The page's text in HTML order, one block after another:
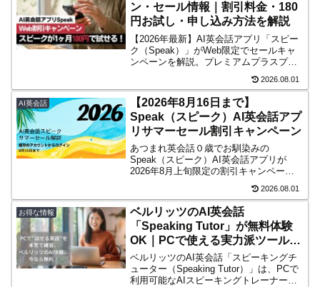
ン・セール情報｜割引料金・180
円お試し・申し込み方法を解説
【2026年最新】AI英会話アプリ「スピー
ク（Speak）」がWeb限定でセールキャ
ンペーンを解説。プレミアムプラスプラ
は割引が表示されないため、購入はWeb
からとなります。
2026.08.01
AI英会話
【2026年8月16日まで】
Speak（スピーク）AI英会話アプ
リサマーセール割引キャンペーン
あつまれ英会話０歳でお馴染みの
Speak（スピーク）AI英会話アプリが
2026年8月上旬限定の割引キャンペーン
を実施中。既存ユーザーも適応します。7
日間無料体験（対象者限定）や最大6,000
円オフの特典内容をシンプルにまとめま
した。
2026.08.01
お得な情報
ベルリッツのAI英会話
「Speaking Tutor」が無料体験
OK｜PCで使える実力派ツールと
は？
ベルリッツのAI英会話「スピーキングチ
ューター（Speaking Tutor）」は、PCで
利用可能なAIスピーキングトレーナー。​